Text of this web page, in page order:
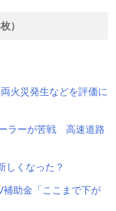
）
火災発生などを評価に
ラーが苦戦 高速道路
しくなった？
助金「ここまで下が